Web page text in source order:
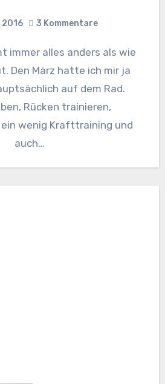
3 Kommentare
Den März hatte ich mir ja
auf dem Rad.
Rücken trainieren,
wenig Krafttraining und
auch…